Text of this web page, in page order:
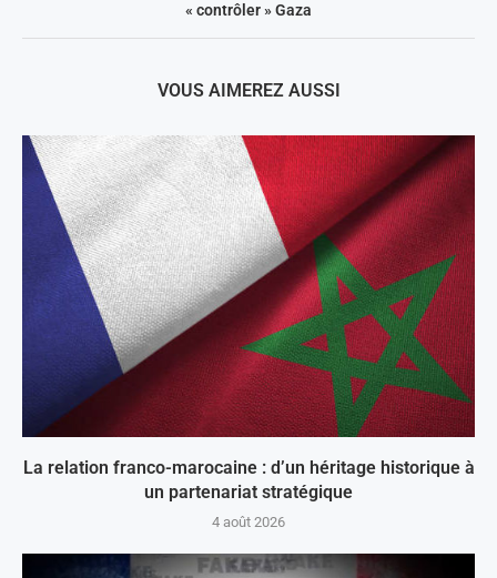
« contrôler » Gaza
VOUS AIMEREZ AUSSI
La relation franco-marocaine : d’un héritage historique à
un partenariat stratégique
4 août 2026